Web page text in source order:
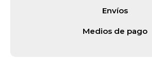
Envíos
Medios de pago